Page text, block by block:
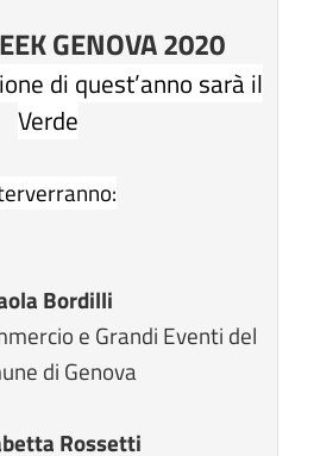
GENOVA 2020
di quest’anno sarà il
Verde
Bordilli
e Grandi Eventi del
di Genova
Rossetti